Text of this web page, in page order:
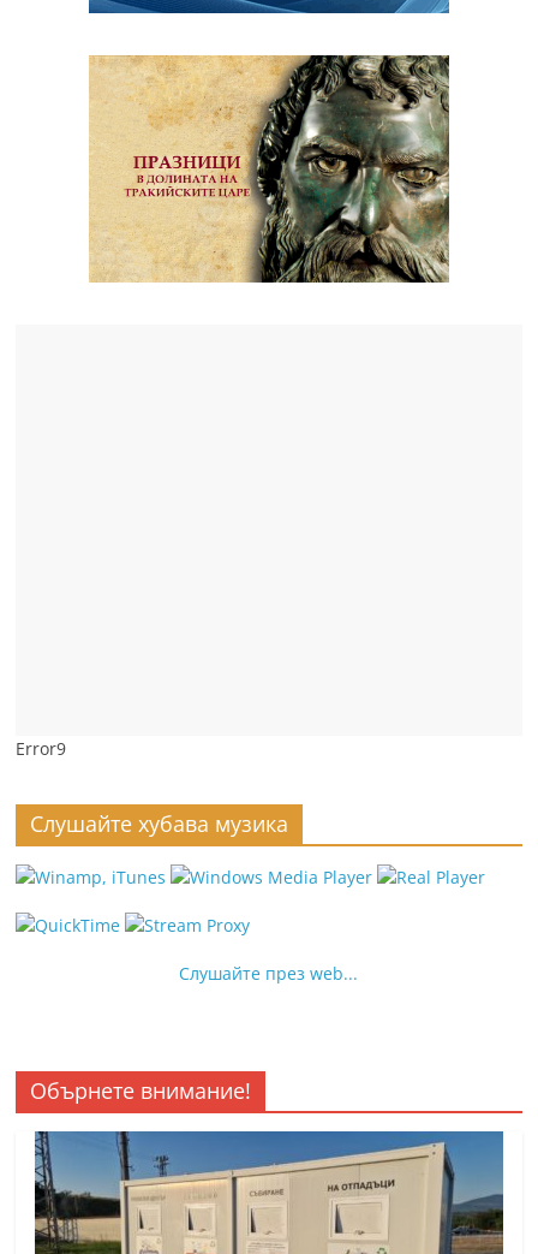
Error9
Слушайте хубава музика
Слушайте през web...
Обърнете внимание!